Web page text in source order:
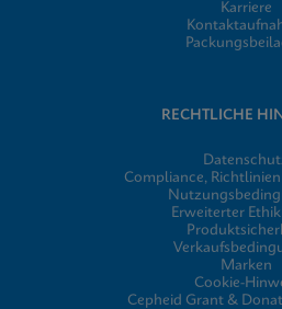
Karriere
RECHTLICHE
Compliance,
Erweiterter
Marken
Cookie-
Cepheid Grant &